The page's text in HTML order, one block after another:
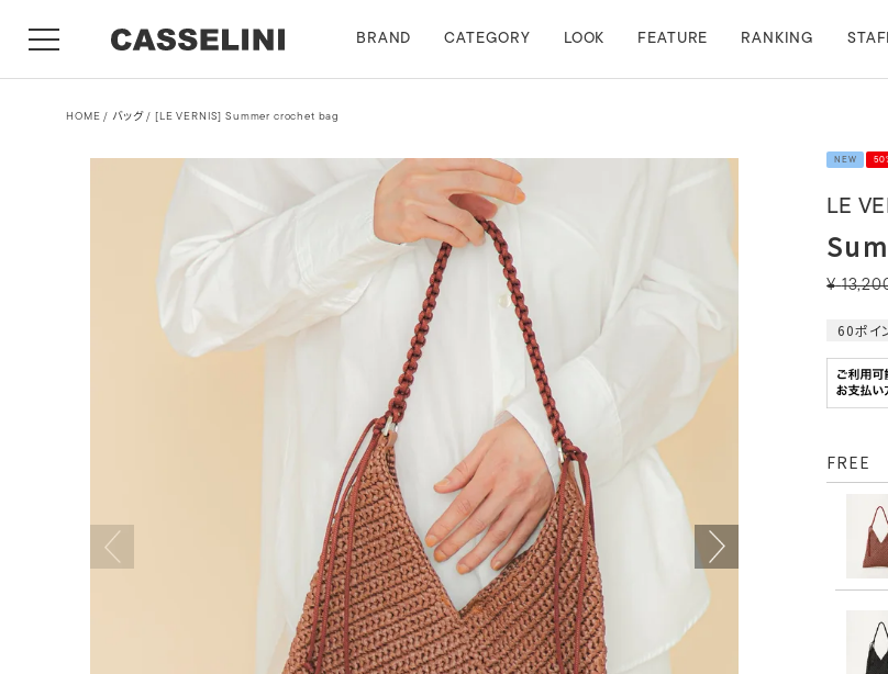
BRAND CATEGORY LOOK FEATURE RANKING
HOME バッグ [LE VERNIS] Summer crochet bag
NEW
LE
¥
60ポイ
FREE